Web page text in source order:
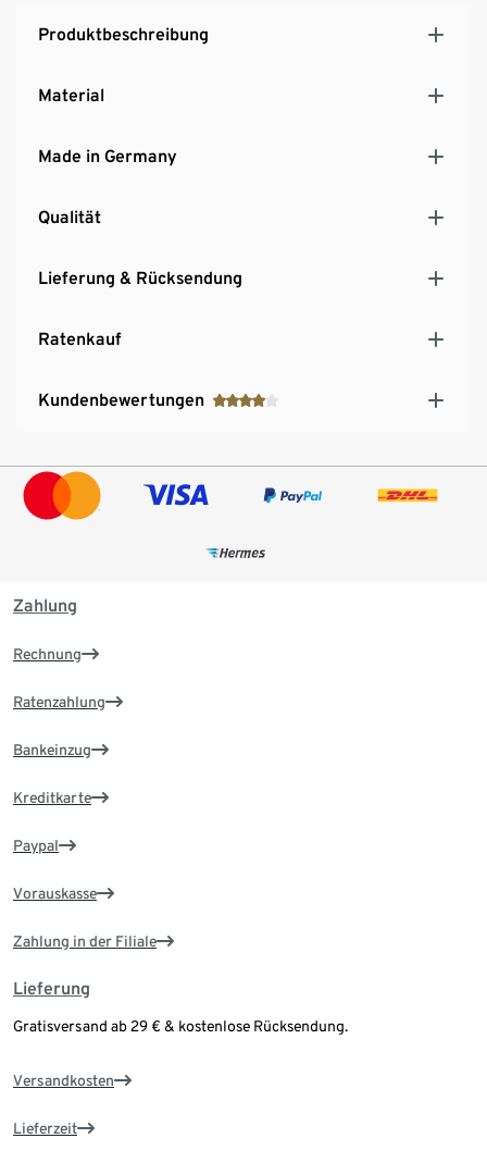
Produktbeschreibung
Material
Made in Germany
Qualität
Lieferung & Rücksendung
Ratenkauf
Kundenbewertungen
Zahlung
Rechnung
Ratenzahlung
Bankeinzug
Kreditkarte
Paypal
Vorauskasse
Zahlung in der Filiale
Lieferung
Gratisversand ab 29 € & kostenlose Rücksendung.
Versandkosten
Lieferzeit